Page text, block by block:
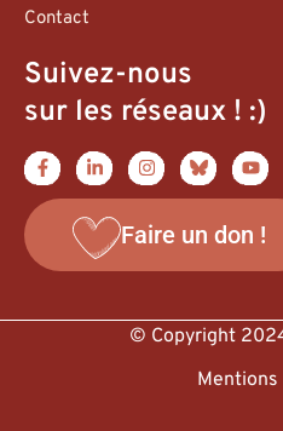
Contact
Suivez-nous
sur les réseaux ! :)
Faire un don !
© Copyright
Mentions